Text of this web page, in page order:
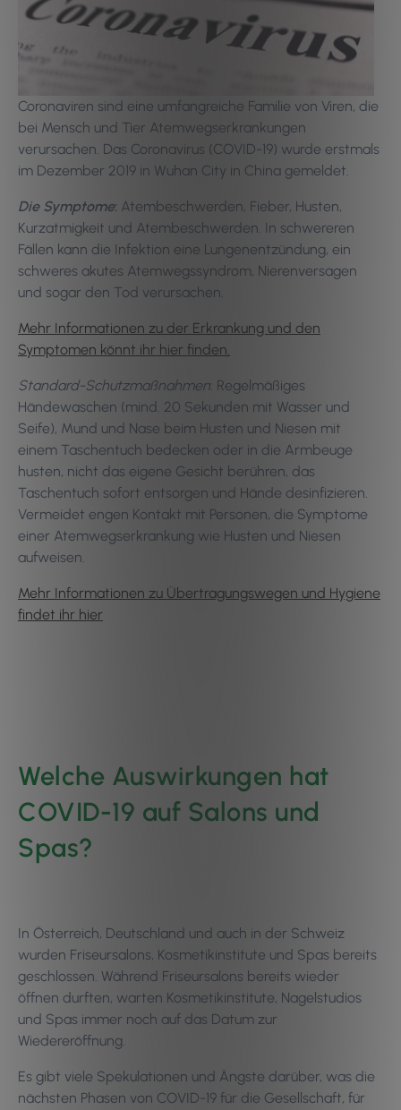
Coronaviren sind eine umfangreiche Familie von Viren, die
bei Mensch und Tier Atemwegserkrankungen
verursachen. Das Coronavirus (COVID-19) wurde erstmals
im Dezember 2019 in Wuhan City in China gemeldet.
DieSymptome: Atembeschwerden, Fieber, Husten,
Kurzatmigkeit und Atembeschwerden. In schwereren
Fällen kann die Infektion eine Lungenentzündung, ein
schweres akutes Atemwegssyndrom, Nierenversagen
und sogar den Tod verursachen.
Mehr Informationen zu der Erkrankung und den
Symptomen könnt ihr hier finden.
Standard-Schutzmaßnahmen: Regelmäßiges
Händewaschen (mind. 20 Sekunden mit Wasser und
Seife), Mund und Nase beim Husten und Niesen mit
einem Taschentuch bedecken oder in die Armbeuge
husten, nicht das eigene Gesicht berühren, das
Taschentuch sofort entsorgen und Hände desinfizieren.
Vermeidet engen Kontakt mit Personen, die Symptome
einer Atemwegserkrankung wie Husten und Niesen
aufweisen.
Mehr Informationen zu Übertragungswegen und Hygiene
findet ihr hier
Welche Auswirkungen hat
COVID-19 auf Salons und
Spas?
In Österreich, Deutschland und auch in der Schweiz
wurden Friseursalons, Kosmetikinstitute und Spas bereits
geschlossen. Während Friseursalons bereits wieder
öffnen durften, warten Kosmetikinstitute, Nagelstudios
und Spas immer noch auf das Datum zur
Wiedereröffnung.
Es gibt viele Spekulationen und Ängste darüber, was die
nächsten Phasen von COVID-19 für die Gesellschaft, für